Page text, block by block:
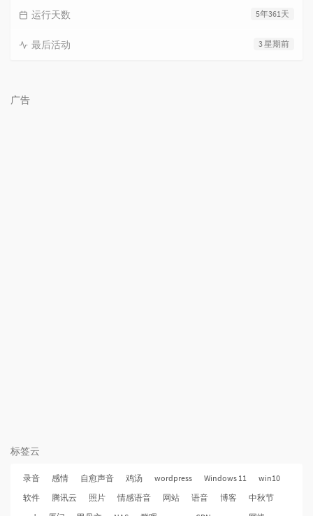
5年361天
运行天数
3 星期前
最后活动
广告
标签云
录音 感情 自愈声音 鸡汤 wordpress Windows 11
win10
软件
腾讯云 照片 情感语音 网站 语音 博客
中秋节